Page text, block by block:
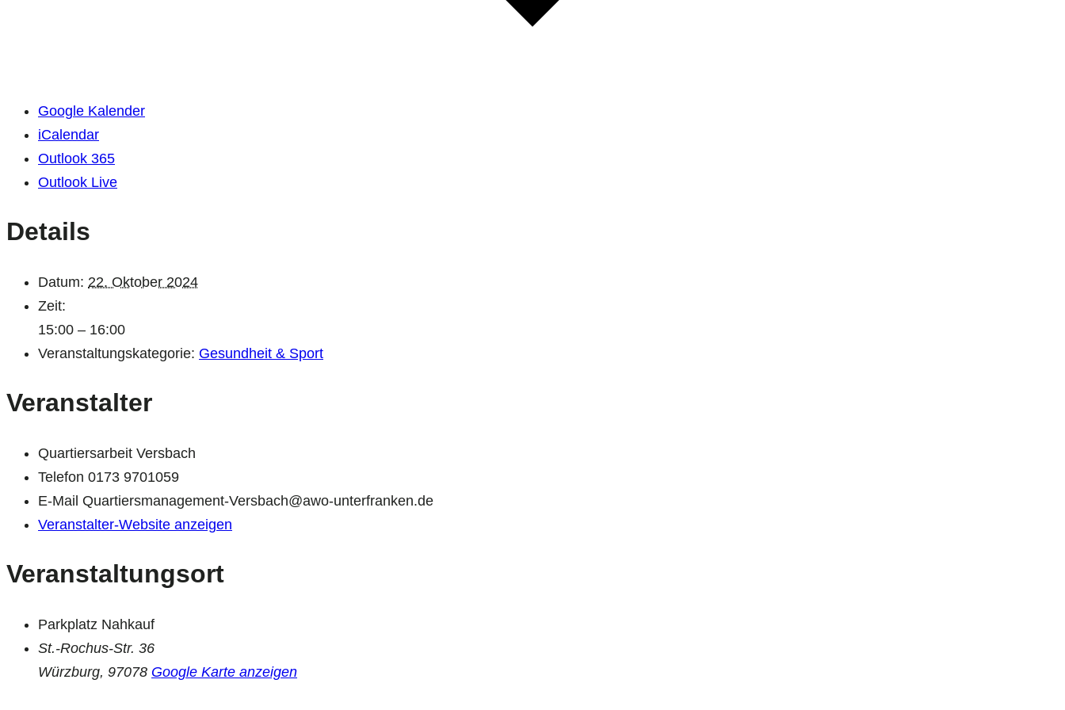
Google Kalender
iCalendar
Outlook 365
Outlook Live
Details
Datum: 22. Oktober 2024
Zeit:
15:00 – 16:00
Veranstaltungskategorie: Gesundheit & Sport
Veranstalter
Quartiersarbeit Versbach
Telefon 0173 9701059
E-Mail Quartiersmanagement-Versbach@awo-unterfranken.de
Veranstalter-Website anzeigen
Veranstaltungsort
Parkplatz Nahkauf
St.-Rochus-Str. 36
Würzburg, 97078 Google Karte anzeigen